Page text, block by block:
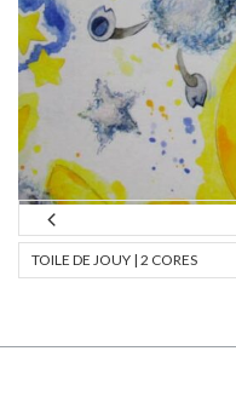
TOILE DE JOUY | 2 CORES